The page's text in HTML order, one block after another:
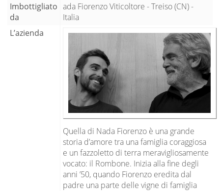
Imbottigliato
da
ada Fiorenzo Viticoltore - Treiso (CN) -
Italia
L’azienda
Quella di Nada Fiorenzo è una grande
storia d’amore tra una famiglia coraggiosa
e un fazzoletto di terra meravigliosamente
vocato: il Rombone. Inizia alla fine degli
anni ’50, quando Fiorenzo eredita dal
padre una parte delle vigne di famiglia